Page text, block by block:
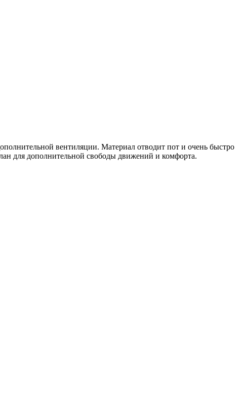
вентиляции. Материал отводит пот и очень быстро
для дополнительной свободы движений и комфорта.